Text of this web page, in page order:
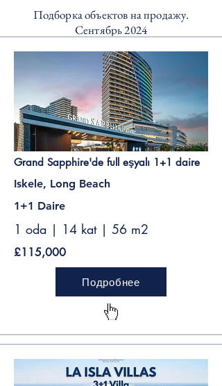
Подборка объектов на продажу.
Сентябрь 2024
Grand Sapphire'de full eşyalı 1+1 daire
Iskele, Long Beach
1+1 Daire
1 oda | 14 kat | 56 m2
£115,000
Подробнее